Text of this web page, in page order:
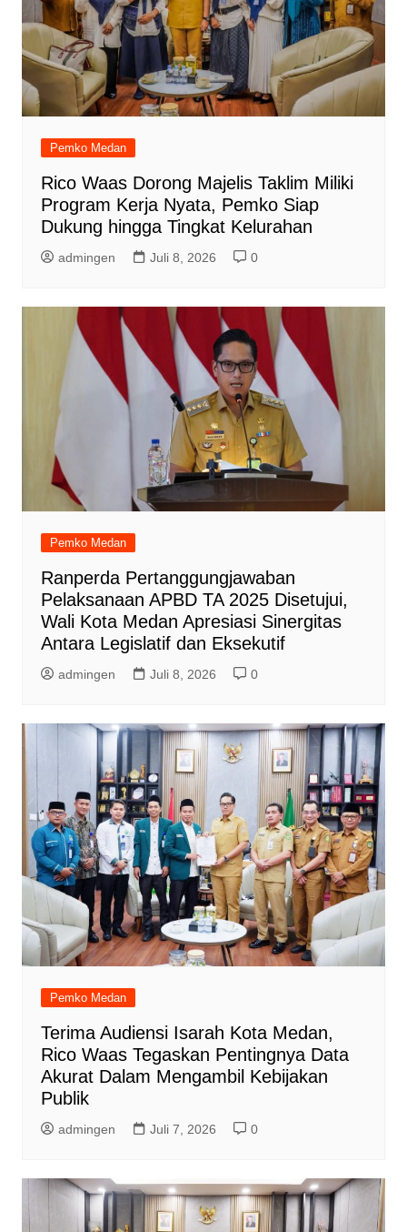
Pemko Medan
Rico Waas Dorong Majelis Taklim Miliki
Program Kerja Nyata, Pemko Siap
Dukung hingga Tingkat Kelurahan
admingen Juli 8, 2026 0
Pemko Medan
Ranperda Pertanggungjawaban
Pelaksanaan APBD TA 2025 Disetujui,
Wali Kota Medan Apresiasi Sinergitas
Antara Legislatif dan Eksekutif
admingen Juli 8, 2026 0
Pemko Medan
Terima Audiensi Isarah Kota Medan,
Rico Waas Tegaskan Pentingnya Data
Akurat Dalam Mengambil Kebijakan
Publik
admingen Juli 7, 2026 0